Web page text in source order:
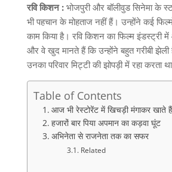
रवि किशन :भोजपुरी और बॉलीवुड सिनेमा के
भी पहचान के मोहताज नहीं हैं। उन्होंने कई
काम किया है। रवि किशन का फिल्म इंडस्ट्री
और वे खुद मानते हैं कि उन्होंने बहुत गरीबी
उनका परिवार मिट्टी की झोपड़ी में रहा करता
Table of Contents
आज भी रेस्टोरेंट में खिचड़ी मंगाकर खाते
हजारों बार पिया अपमान का कड़वा घूंट
अभिनेता से राजनेता तक का सफर
Related